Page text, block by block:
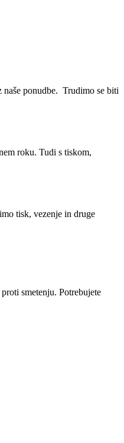
naše ponudbe. Trudimo se biti
roku. Tudi s tiskom,
tisk, vezenje in druge
smetenju. Potrebujete